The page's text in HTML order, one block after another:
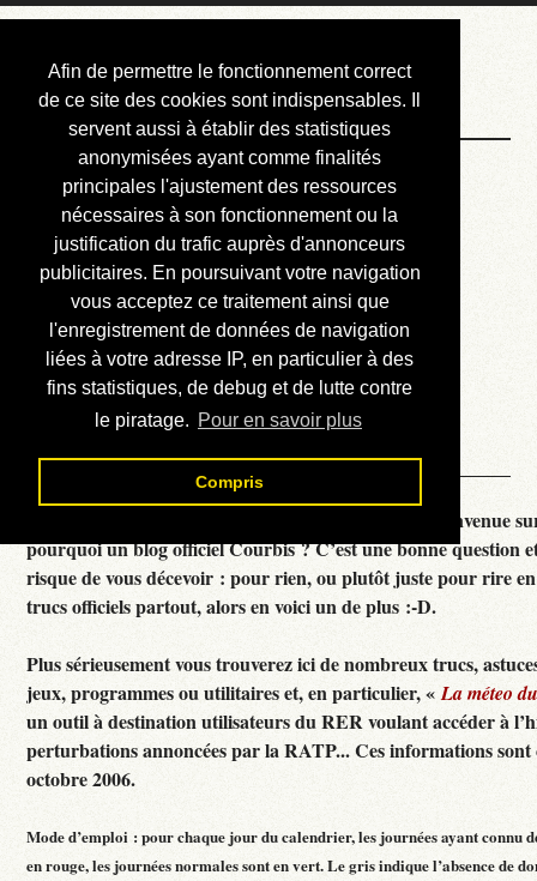
Afin de permettre le fonctionnement correct
de ce site des cookies sont indispensables. Il
servent aussi à établir des statistiques
anonymisées ayant comme finalités
principales l'ajustement des ressources
nécessaires à son fonctionnement ou la
justification du trafic auprès d'annonceurs
publicitaires. En poursuivant votre navigation
vous acceptez ce traitement ainsi que
l'enregistrement de données de navigation
liées à votre adresse IP, en particulier à des
fins statistiques, de debug et de lutte contre
le piratage. Pour en savoir plus
Compris
Courbis, « LE »
Blog Officiel
Bienvenue
Réalisations
Divers (et d’été)
Annonces
Liens externes
Téléchargement
Contact
Courbis, « LE » Blog Officiel - je vous souhaite la bienvenue
pourquoi un blog officiel Courbis ? C’est une bonne question
risque de vous décevoir : pour rien, ou plutôt juste pour rire
trucs officiels partout, alors en voici un de plus :-D.
Plus sérieusement vous trouverez ici de nombreux trucs,
jeux, programmes ou utilitaires et, en particulier, «La méteo
un outil à destination utilisateurs du RER voulant accéder à
perturbations annoncées par la RATP... Ces informations sont
octobre 2006.
Mode d’emploi : pour chaque jour du calendrier, les journées ayant connu
en rouge, les journées normales sont en vert. Le gris indique l’absence de